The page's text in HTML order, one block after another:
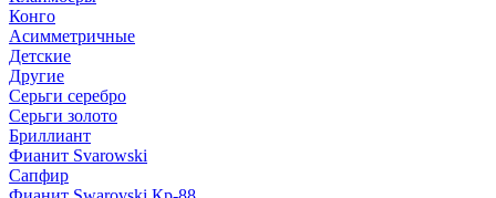
Конго
Асимметричные
Детские
Другие
Серьги серебро
Серьги золото
Бриллиант
Фианит Svarowski
Сапфир